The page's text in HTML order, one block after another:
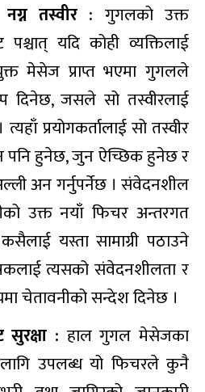
तस्वीर : गुगलको उक्त
यदि कोही व्यक्तिलाई
मेसेज प्राप्त भएमा गुगलले
दिनेछ, जसले सो तस्वीरलाई
प्रयोगकर्तालाई सो तस्वीर
पनि हुनेछ, जुन ऐच्छिक हुनेछ र
अन गर्नुपर्नेछ । संवेदनशील
उक्त नयाँ फिचर अन्तरगत
यस्ता सामाग्री पठाउने
त्यसको संवेदनशीलता र
चेतावनीको सन्देश दिनेछ ।
: हाल गुगल मेसेजका
लागि उपलब्ध यो फिचरले कुनै